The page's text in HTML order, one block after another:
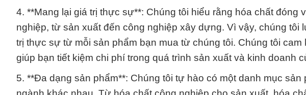
4. **Mang lại giá trị thực sự**: Chúng tôi hiểu rằng hóa chất đóng
nghiệp, từ sản xuất đến công nghiệp xây dựng. Vì vậy, chúng
trị thực sự từ mỗi sản phẩm bạn mua từ chúng tôi. Chúng tôi
giúp bạn tiết kiệm chi phí trong quá trình sản xuất và kinh doanh
5. **Đa dạng sản phẩm**: Chúng tôi tự hào có một danh mục